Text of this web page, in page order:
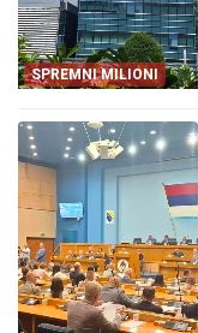
SPREMNI MILIONI